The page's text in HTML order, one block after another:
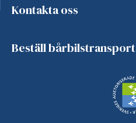
Kontakta oss
Beställ bårbilstransport